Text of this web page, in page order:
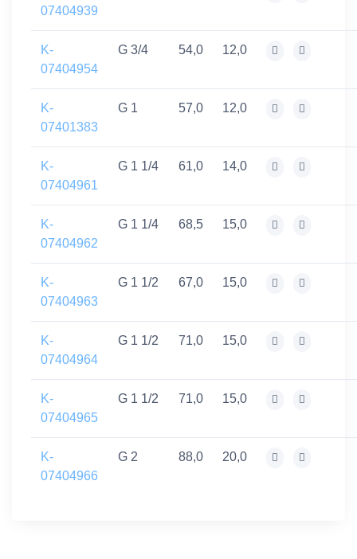
07404939
K-
07404954
G 3/4 54,0 12,0
K-
07401383
G 1 57,0 12,0
K-
07404961
G 1 1/4 61,0 14,0
K-
07404962
G 1 1/4 68,5 15,0
K-
07404963
G 1 1/2 67,0 15,0
K-
07404964
G 1 1/2 71,0 15,0
K-
07404965
G 1 1/2 71,0 15,0
K-
07404966
G 2 88,0 20,0